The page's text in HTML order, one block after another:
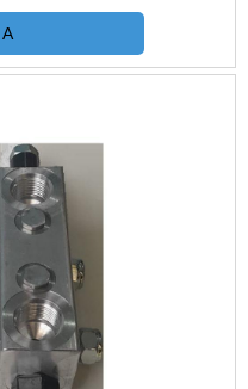
dúvidas
o
com a melhor
em todo o